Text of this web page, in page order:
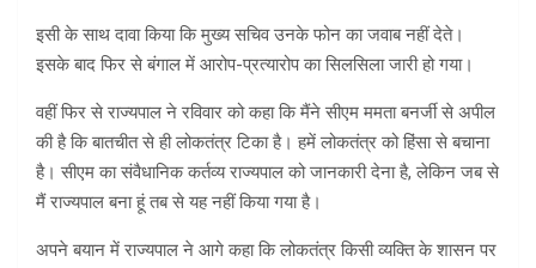
इसी के साथ दावा किया कि मुख्य सचिव उनके फोन का जवाब नहीं देते।
इसके बाद फिर से बंगाल में आरोप-प्रत्यारोप का सिलसिला जारी हो गया।
वहीं फिर से राज्यपाल ने रविवार को कहा कि मैंने सीएम ममता बनर्जी से अपील
की है कि बातचीत से ही लोकतंत्र टिका है। हमें लोकतंत्र को हिंसा से बचाना
है। सीएम का संवैधानिक कर्तव्य राज्यपाल को जानकारी देना है, लेकिन जब से
मैं राज्यपाल बना हूं तब से यह नहीं किया गया है।
अपने बयान में राज्यपाल ने आगे कहा कि लोकतंत्र किसी व्यक्ति के शासन पर